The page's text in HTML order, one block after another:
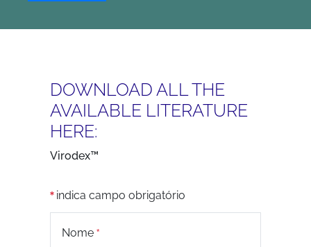
DOWNLOAD ALL THE
AVAILABLE LITERATURE
HERE:
Virodex™
indica campo obrigatório
Nome